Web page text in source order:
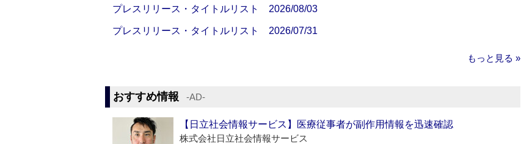
プレスリリース・タイトルリスト 2026/08/03
プレスリリース・タイトルリスト 2026/07/31
もっと見る »
おすすめ情報 ‐AD‐
【日立社会情報サービス】医療従事者が副作用情報を迅速確認
株式会社日立社会情報サービス